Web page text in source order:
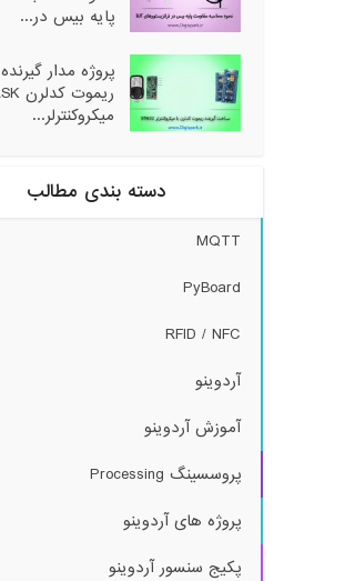
پایه بیس در...
پروژه مدار گیرنده
میکروکنترلر...
دسته بندی مطالب
MQTT
PyBoard
RFID / NFC
آردوینو
آموزش آردوینو
پروسسینگ Processing
پروژه های آردوینو
پکیج سنسور آردوینو